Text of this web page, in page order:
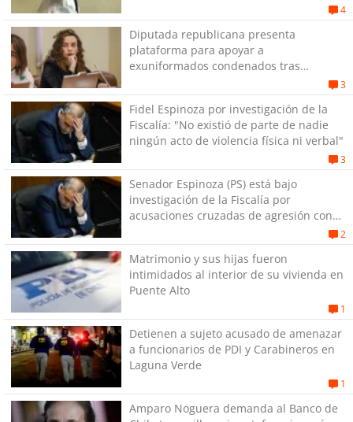
4
Diputada republicana presenta
plataforma para apoyar a
exuniformados condenados tras
3
Fidel Espinoza por investigación de la
Fiscalía: "No existió de parte de nadie
ningún acto de violencia física ni verbal"
3
Senador Espinoza (PS) está bajo
investigación de la Fiscalía por
acusaciones cruzadas de agresión con
2
Matrimonio y sus hijas fueron
intimidados al interior de su vivienda en
Puente Alto
1
Detienen a sujeto acusado de amenazar
a funcionarios de PDI y Carabineros en
Laguna Verde
1
Amparo Noguera demanda al Banco de